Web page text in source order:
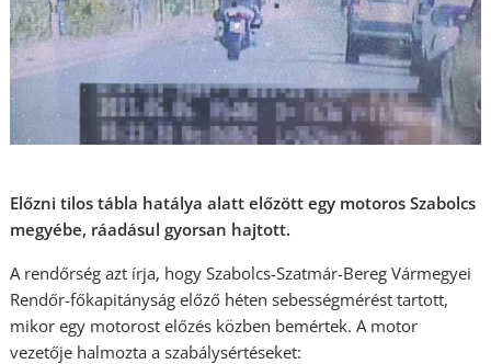
Előzni tilos tábla hatálya alatt előzött egy motoros Szabolcs
megyébe, ráadásul gyorsan hajtott.
A rendőrség azt írja, hogy Szabolcs-Szatmár-Bereg Vármegyei
Rendőr-főkapitányság előző héten sebességmérést tartott,
mikor egy motorost előzés közben bemértek. A motor
vezetője halmozta a szabálysértéseket: